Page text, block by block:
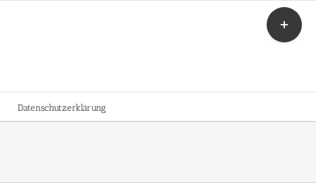
Datenschutzerklärung
Toggle
Sliding
Bar